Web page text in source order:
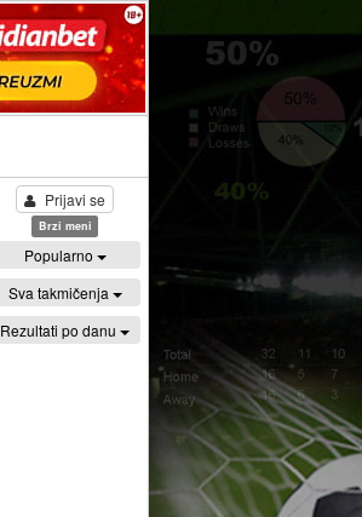
Prijavi se
Brzi meni
Popularno
Sva takmičenja
Rezultati po danu